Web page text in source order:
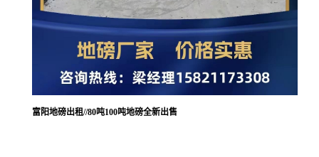
富阳地磅出租//80吨100吨地磅全新出售